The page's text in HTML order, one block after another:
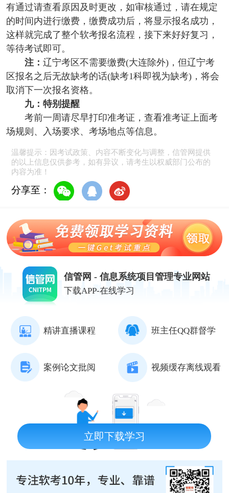
有通过请查看原因及时更改，如审核通过，请在规定
的时间内进行缴费，缴费成功后，将显示报名成功，
这样就完成了整个软考报名流程，接下来好好复习，
等待考试即可。
注： 辽宁考区不需要缴费(大连除外)，但辽宁考
区报名之后无故缺考的话(缺考1科即视为缺考)，将会
取消下一次报名资格。
九：特别提醒
考前一周请尽早打印准考证，查看准考证上面考
场规则、入场要求、考场地点等信息。
温馨提示：因考试政策、内容不断变化与调整，信管网提供
的以上信息仅供参考，如有异议，请考生以权威部门公布的
内容为准！
分享至：
信管网 - 信息系统项目管理专业网站
下载APP-在线学习
精讲直播课程 班主任QQ群督学
案例论文批阅 视频缓存离线观看
立即下载学习